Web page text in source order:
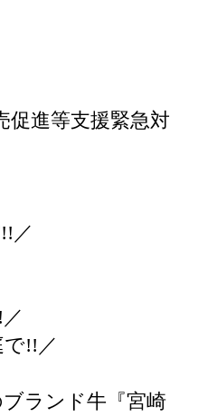
促進等支援緊急対
／
!!／
ランド牛『宮崎